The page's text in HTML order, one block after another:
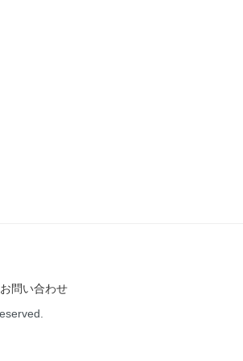
お問い合わせ